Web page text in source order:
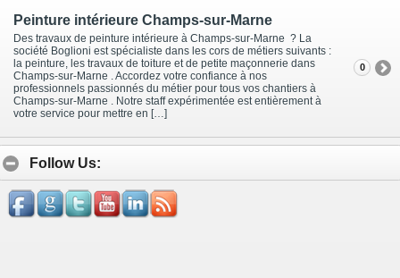
Peinture intérieure Champs-sur-Marne
Des travaux de peinture intérieure à Champs-sur-Marne ? La
société Boglioni est spécialiste dans les cors de métiers suivants :
la peinture, les travaux de toiture et de petite maçonnerie dans
Champs-sur-Marne . Accordez votre confiance à nos
professionnels passionnés du métier pour tous vos chantiers à
Champs-sur-Marne . Notre staff expérimentée est entièrement à
votre service pour mettre en […]
0
Follow Us: